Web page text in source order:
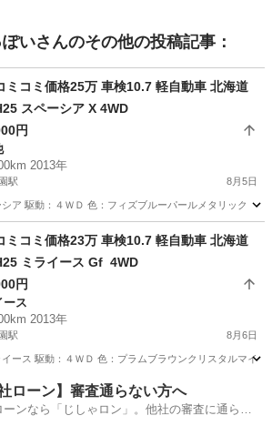
いさんのその他の投稿記事：
ミコミ価格25万 車検10.7 軽自動車 北海道
スペーシア X 4WD
円
2013年
駅 8月5日
ア 駆動：４ＷＤ 色：フィズブルーパールメタリック
公園駅 その他 スペーシア
ミコミ価格23万 車検10.7 軽自動車 北海道
ミライース Gf 4WD
円
ース
2013年
駅 8月6日
ース 駆動：４ＷＤ 色：プラムブラウンクリスタルマイ
公園駅 ミライース 預かり金
社ローン】審査通らない方へ
ーンなら「じしゃロン」。他社の審査に通らな